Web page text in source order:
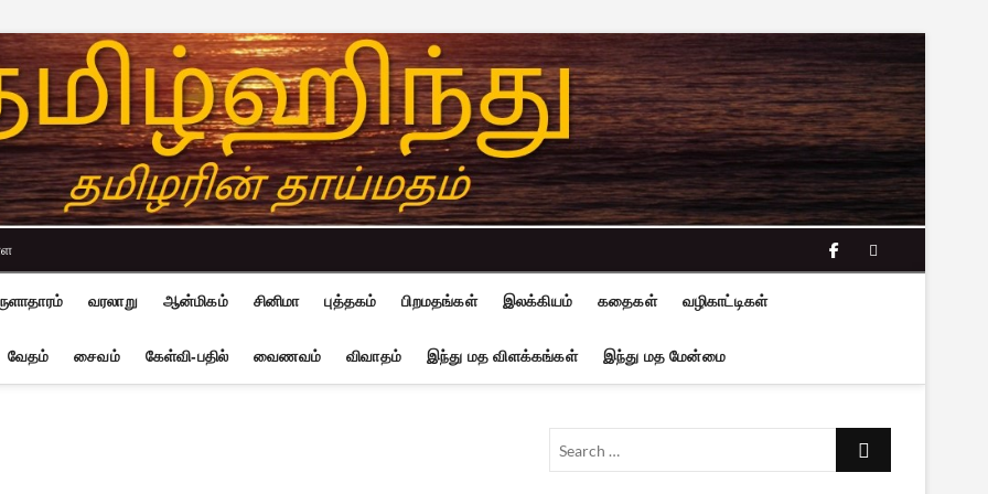
facebooktwitter
வரலாறு ஆன்மிகம் சினிமா புத்தகம் பிறமதங்கள் இலக்கியம் கதைகள் வழிகாட்டிகள்
வேதம் சைவம் கேள்வி-பதில் வைணவம் விவாதம் இந்து மத விளக்கங்கள் இந்து மத மேன்மை
Search